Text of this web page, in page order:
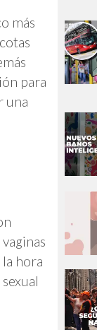
más
para
una
hora